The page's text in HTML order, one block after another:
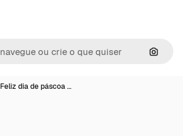
Feliz dia de páscoa …